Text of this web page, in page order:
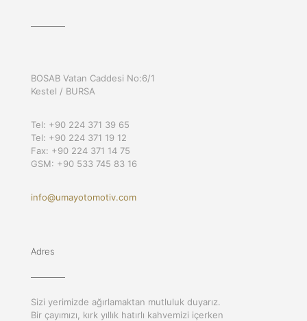
BOSAB Vatan Caddesi No:6/1
Kestel / BURSA
Tel: +90 224 371 39 65
Tel: +90 224 371 19 12
Fax: +90 224 371 14 75
GSM: +90 533 745 83 16
info@umayotomotiv.com
Adres
Sizi yerimizde ağırlamaktan mutluluk duyarız.
Bir çayımızı, kırk yıllık hatırlı kahvemizi içerken